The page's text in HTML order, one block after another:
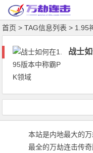
首页 > TAG信息列表 > 1.95
战士
本站是内地最大的
最全的万劫连击传